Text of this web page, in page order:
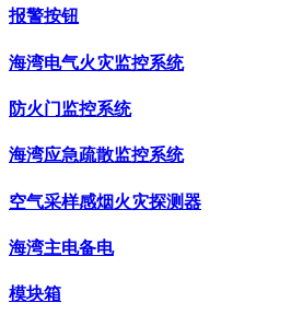
报警按钮
海湾电气火灾监控系统
防火门监控系统
海湾应急疏散监控系统
空气采样感烟火灾探测器
海湾主电备电
模块箱